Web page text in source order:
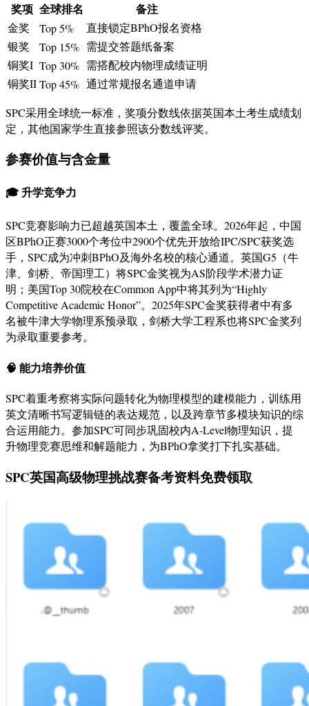
奖项 全球排名 备注
金奖 Top 5%
直接锁定BPhO报名资格
银奖
Top 15% 需提交答题纸备案
铜奖I Top 30% 需搭配校内物理成绩证明
铜奖IITop 45% 通过常规报名通道申请
SPC采用全球统一标准，奖项分数线依据英国本土考生成绩划
定，其他国家学生直接参照该分数线评奖。
参赛价值与含金量
🎓 升学竞争力
SPC竞赛影响力已超越英国本土，覆盖全球。2026年起，中国
区BPhO正赛3000个考位中2900个优先开放给IPC/SPC获奖选
手，SPC成为冲刺BPhO及海外名校的核心通道。英国G5（牛
津、剑桥、帝国理工）将SPC金奖视为AS阶段学术潜力证
明；美国Top 30院校在Common App中将其列为“Highly
Competitive Academic Honor”。2025年SPC金奖获得者中有多
名被牛津大学物理系预录取，剑桥大学工程系也将SPC金奖列
为录取重要参考。
🧠 能力培养价值
SPC着重考察将实际问题转化为物理模型的建模能力，训练用
英文清晰书写逻辑链的表达规范，以及跨章节多模块知识的综
合运用能力。参加SPC可同步巩固校内A-Level物理知识，提
升物理竞赛思维和解题能力，为BPhO拿奖打下扎实基础。
SPC英国高级物理挑战赛备考资料免费领取